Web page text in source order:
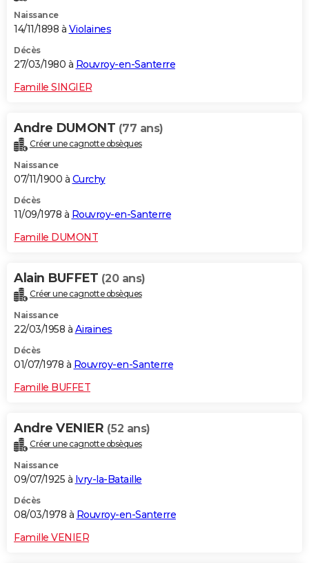
Naissance
14/11/1898 à Violaines
Décès
27/03/1980 à Rouvroy-en-Santerre
Famille SINGIER
Andre DUMONT (77 ans)
Créer une cagnotte obsèques
Naissance
07/11/1900 à Curchy
Décès
11/09/1978 à Rouvroy-en-Santerre
Famille DUMONT
Alain BUFFET (20 ans)
Créer une cagnotte obsèques
Naissance
22/03/1958 à Airaines
Décès
01/07/1978 à Rouvroy-en-Santerre
Famille BUFFET
Andre VENIER (52 ans)
Créer une cagnotte obsèques
Naissance
09/07/1925 à Ivry-la-Bataille
Décès
08/03/1978 à Rouvroy-en-Santerre
Famille VENIER